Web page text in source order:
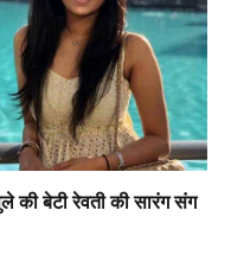
की बेटी रेवती की सारंग संग